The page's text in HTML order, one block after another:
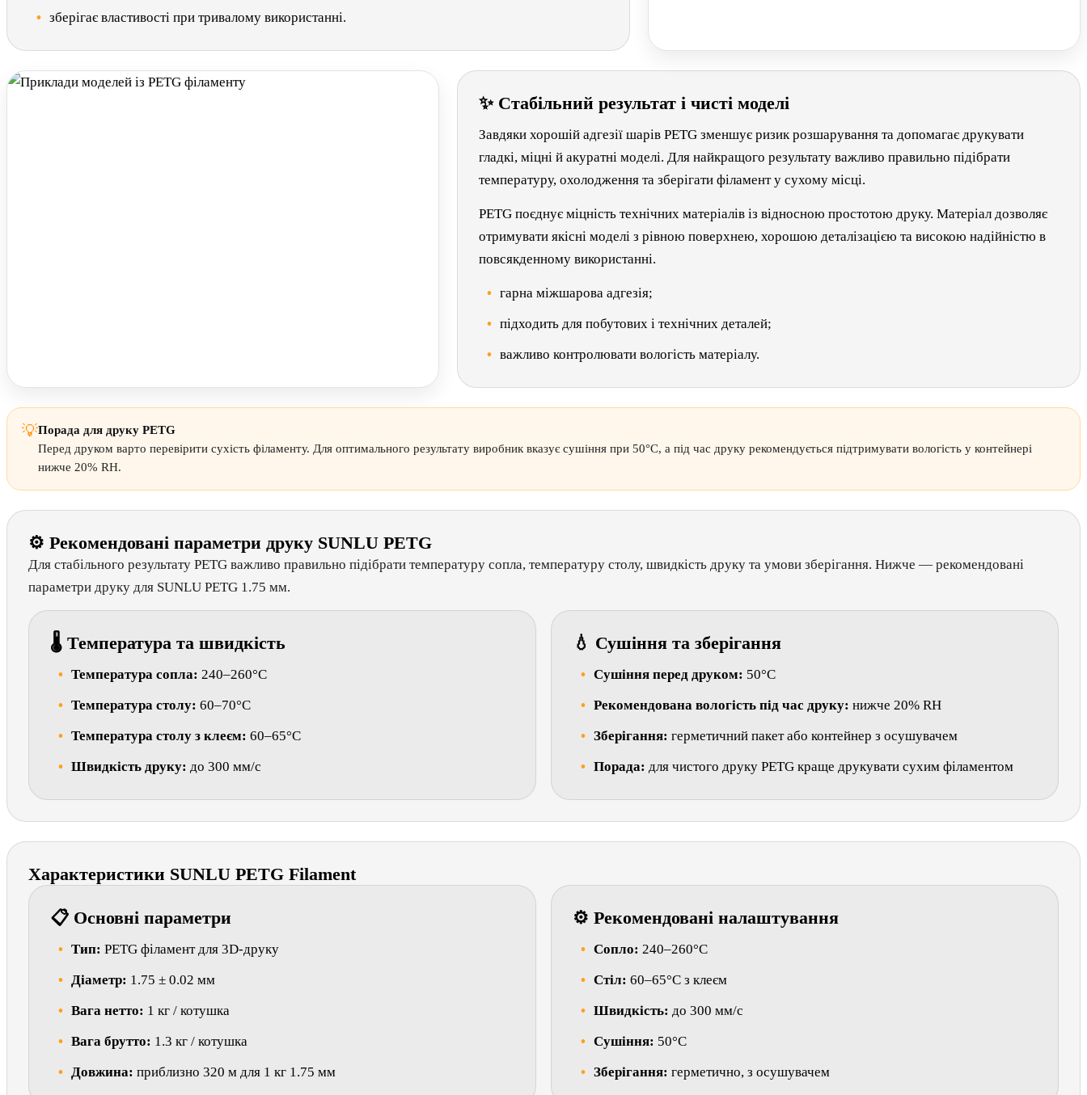
зберігає властивості при тривалому використанні.
✨ Стабільний результат і чисті моделі
Завдяки хорошій адгезії шарів PETG зменшує ризик розшарування та допомагає друкувати
гладкі, міцні й акуратні моделі. Для найкращого результату важливо правильно підібрати
температуру, охолодження та зберігати філамент у сухому місці.
PETG поєднує міцність технічних матеріалів із відносною простотою друку. Матеріал дозволяє
отримувати якісні моделі з рівною поверхнею, хорошою деталізацією та високою надійністю в
повсякденному використанні.
гарна міжшарова адгезія;
підходить для побутових і технічних деталей;
важливо контролювати вологість матеріалу.
💡Порада для друку PETG
Перед друком варто перевірити сухість філаменту. Для оптимального результату виробник вказує сушіння при 50°C, а під час друку рекомендується підтримувати вологість у контейнері
нижче 20% RH.
⚙ Рекомендовані параметри друку SUNLU PETG
Для стабільного результату PETG важливо правильно підібрати температуру сопла, температуру столу, швидкість друку та умови зберігання. Нижче — рекомендовані
параметри друку для SUNLU PETG 1.75 мм.
🌡 Температура та швидкість
Температура сопла: 240–260°C
Температура столу: 60–70°C
Температура столу з клеєм: 60–65°C
Швидкість друку: до 300 мм/с
💧 Сушіння та зберігання
Сушіння перед друком: 50°C
Рекомендована вологість під час друку: нижче 20% RH
Зберігання: герметичний пакет або контейнер з осушувачем
Порада: для чистого друку PETG краще друкувати сухим філаментом
Характеристики SUNLU PETG Filament
📋 Основні параметри
Тип: PETG філамент для 3D-друку
Діаметр: 1.75 ± 0.02 мм
Вага нетто: 1 кг / котушка
Вага брутто: 1.3 кг / котушка
Довжина: приблизно 320 м для 1 кг 1.75 мм
⚙ Рекомендовані налаштування
Сопло: 240–260°C
Стіл: 60–65°C з клеєм
Швидкість: до 300 мм/с
Сушіння: 50°C
Зберігання: герметично, з осушувачем